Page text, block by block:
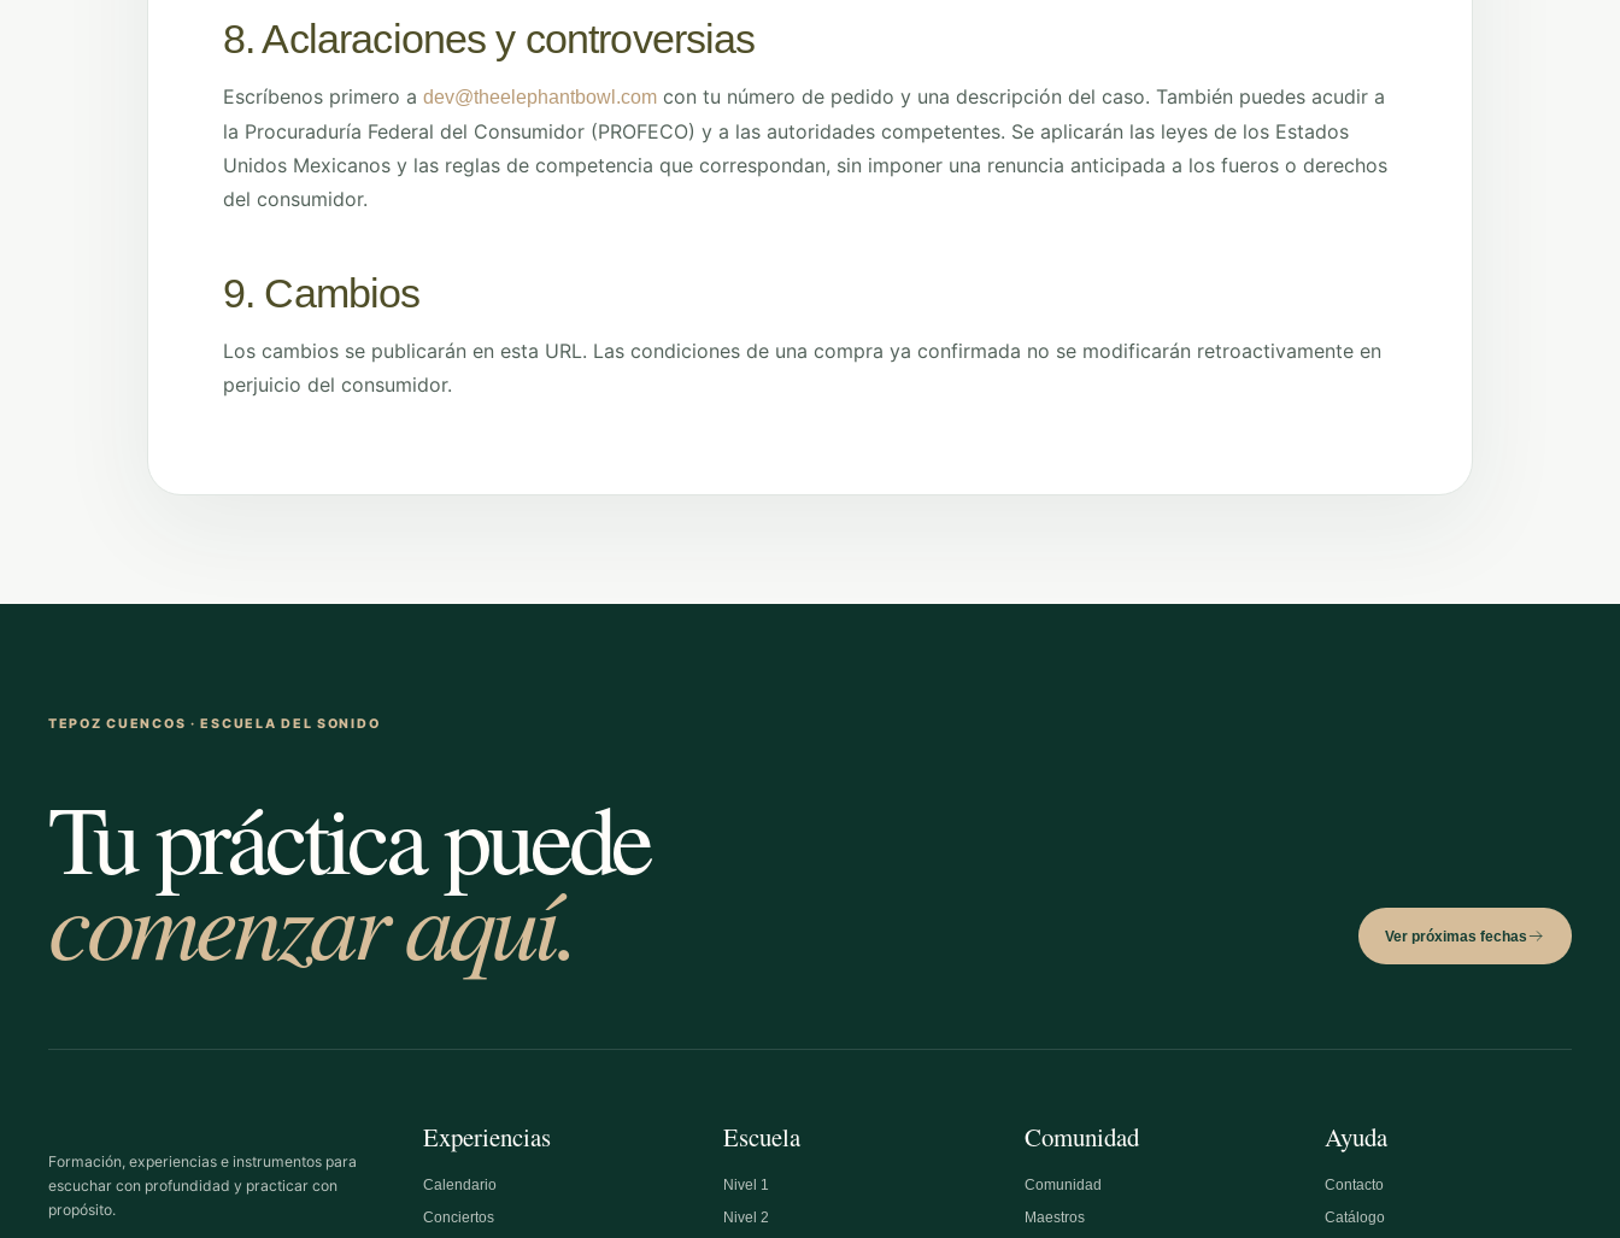
8. Aclaraciones y controversias
Escríbenos primero a dev@theelephantbowl.com con tu número de pedido y una descripción del caso. También puedes acudir a
la Procuraduría Federal del Consumidor (PROFECO) y a las autoridades competentes. Se aplicarán las leyes de los Estados
Unidos Mexicanos y las reglas de competencia que correspondan, sin imponer una renuncia anticipada a los fueros o derechos
del consumidor.
9. Cambios
Los cambios se publicarán en esta URL. Las condiciones de una compra ya confirmada no se modificarán retroactivamente en
perjuicio del consumidor.
TEPOZ CUENCOS · ESCUELA DEL SONIDO
Tu práctica puede
comenzar aquí. Ver próximas fechas
Formación, experiencias e instrumentos para
escuchar con profundidad y practicar con
propósito.
Experiencias
Calendario
Conciertos
Escuela
Nivel 1
Nivel 2
Comunidad
Comunidad
Maestros
Ayuda
Contacto
Catálogo